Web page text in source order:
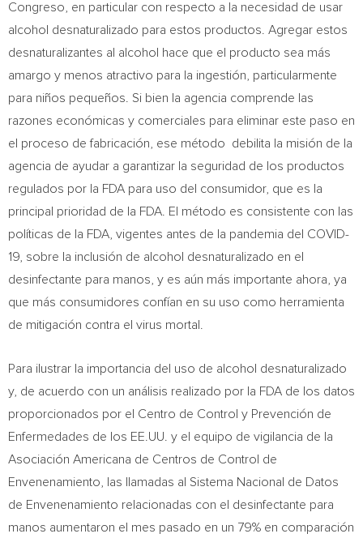
Congreso, en particular con respecto a la necesidad de usar
alcohol desnaturalizado para estos productos. Agregar estos
desnaturalizantes al alcohol hace que el producto sea más
amargo y menos atractivo para la ingestión, particularmente
para niños pequeños. Si bien la agencia comprende las
razones económicas y comerciales para eliminar este paso en
el proceso de fabricación, ese método debilita la misión de la
agencia de ayudar a garantizar la seguridad de los productos
regulados por la FDA para uso del consumidor, que es la
principal prioridad de la FDA. El método es consistente con las
políticas de la FDA, vigentes antes de la pandemia del COVID-
19, sobre la inclusión de alcohol desnaturalizado en el
desinfectante para manos, y es aún más importante ahora, ya
que más consumidores confían en su uso como herramienta
de mitigación contra el virus mortal.
Para ilustrar la importancia del uso de alcohol desnaturalizado
y, de acuerdo con un análisis realizado por la FDA de los datos
proporcionados por el Centro de Control y Prevención de
Enfermedades de los EE.UU. y el equipo de vigilancia de la
Asociación Americana de Centros de Control de
Envenenamiento, las llamadas al Sistema Nacional de Datos
de Envenenamiento relacionadas con el desinfectante para
manos aumentaron el mes pasado en un 79% en comparación